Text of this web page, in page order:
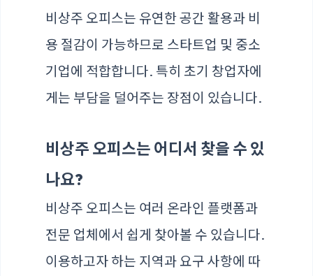
비상주 오피스는 유연한 공간 활용과 비
용 절감이 가능하므로 스타트업 및 중소
기업에 적합합니다. 특히 초기 창업자에
게는 부담을 덜어주는 장점이 있습니다.
비상주 오피스는 어디서 찾을 수 있
나요?
비상주 오피스는 여러 온라인 플랫폼과
전문 업체에서 쉽게 찾아볼 수 있습니다.
이용하고자 하는 지역과 요구 사항에 따